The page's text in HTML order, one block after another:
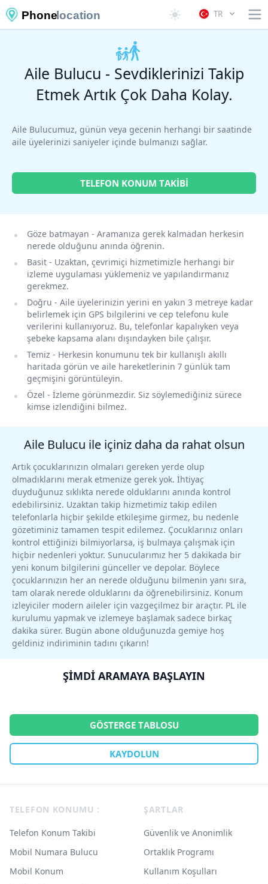
Phonelocation TR
Aile Bulucu - Sevdiklerinizi Takip
Etmek Artık Çok Daha Kolay.
Aile Bulucumuz, günün veya gecenin herhangi bir saatinde
aile üyelerinizi saniyeler içinde bulmanızı sağlar.
TELEFON KONUM TAKIBI
Göze batmayan - Aramanıza gerek kalmadan herkesin
nerede olduğunu anında öğrenin.
Basit- Uzaktan, çevrimiçi hizmetimizle herhangi bir
izleme uygulaması yüklemeniz ve yapılandırmanız
gerekmez.
Doğru - Aile üyelerinizin yerini en yakın 3 metreye kadar
belirlemek için GPS bilgilerini ve cep telefonu kule
verilerini kullanıyoruz. Bu, telefonlar kapalıyken veya
şebeke kapsama alanı dışındayken bile çalışır.
Temiz - Herkesin konumunu tek bir kullanışlı akıllı
haritada görün ve aile hareketlerinin 7 günlük tam
geçmişini görüntüleyin.
Özel - İzleme görünmezdir. Siz söylemediğiniz sürece
kimse izlendiğini bilmez.
Aile Bulucu ile içiniz daha da rahat olsun
Artık çocuklarınızın olmaları gereken yerde olup
olmadıklarını merak etmenize gerek yok. İhtiyaç
duyduğunuz sıklıkta nerede olduklarını anında kontrol
edebilirsiniz. Uzaktan takip hizmetimiz takip edilen
telefonlarla hiçbir şekilde etkileşime girmez, bu nedenle
gözetiminiz tamamen tespit edilemez. Çocuklarınız onları
kontrol ettiğinizi bilmiyorlarsa, iş bulmaya çalışmak için
hiçbir nedenleri yoktur. Sunucularımız her 5 dakikada bir
yeni konum bilgilerini günceller ve depolar. Böylece
çocuklarınızın her an nerede olduğunu bilmenin yanı sıra,
tam olarak nerede olduklarını da öğrenebilirsiniz. Konum
izleyiciler modern aileler için vazgeçilmez bir araçtır. PL ile
kurulumu yapmak ve izlemeye başlamak sadece birkaç
dakika sürer. Bugün abone olduğunuzda gemiye hoş
geldiniz indiriminin tadını çıkarın!
ŞIMDI ARAMAYA BAŞLAYIN
GÖSTERGE TABLOSU
KAYDOLUN
TELEFON KONUMU :
Telefon Konum Takibi
Mobil Numara Bulucu
Mobil Konum
ŞARTLAR
Güvenlik ve Anonimlik
Ortaklık Programı
Kullanım Koşulları